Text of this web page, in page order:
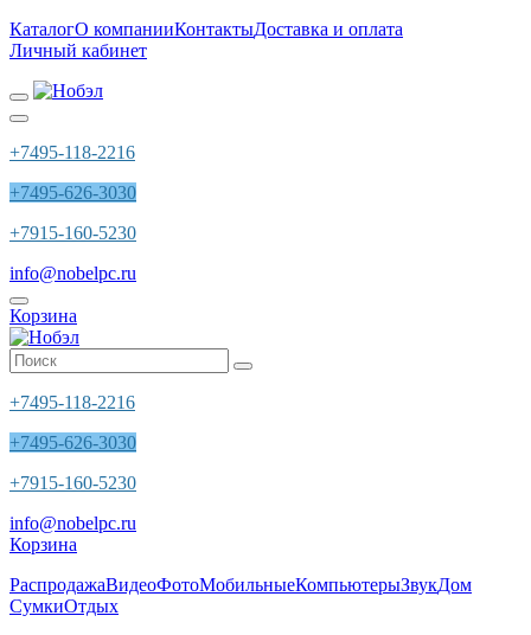
КаталогО компанииКонтактыДоставка и оплата
Личный кабинет
+7495-118-2216
+7495-626-3030
+7915-160-5230
info@nobelpc.ru
Корзина
+7495-118-2216
+7495-626-3030
+7915-160-5230
info@nobelpc.ru
Корзина
РаспродажаВидеоФотоМобильныеКомпьютерыЗвукДом
СумкиОтдых